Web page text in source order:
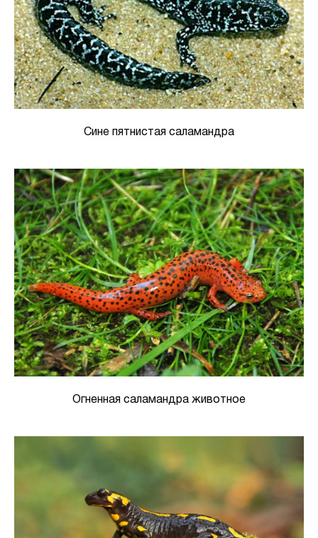
Сине пятнистая саламандра
Огненная саламандра животное